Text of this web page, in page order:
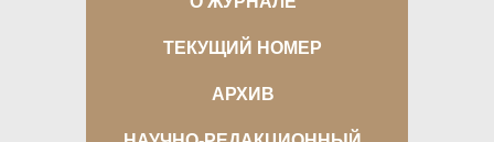
ТЕКУЩИЙ НОМЕР
АРХИВ